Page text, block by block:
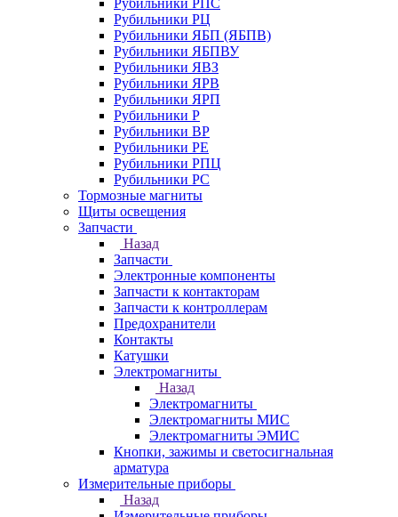
Рубильники РПС
Рубильники РЦ
Рубильники ЯБП (ЯБПВ)
Рубильники ЯБПВУ
Рубильники ЯВЗ
Рубильники ЯРВ
Рубильники ЯРП
Рубильники Р
Рубильники ВР
Рубильники РЕ
Рубильники РПЦ
Рубильники РС
Тормозные магниты
Щиты освещения
Запчасти
Назад
Запчасти
Электронные компоненты
Запчасти к контакторам
Запчасти к контроллерам
Предохранители
Контакты
Катушки
Электромагниты
Назад
Электромагниты
Электромагниты МИС
Электромагниты ЭМИС
Кнопки, зажимы и светосигнальная
арматура
Измерительные приборы
Назад